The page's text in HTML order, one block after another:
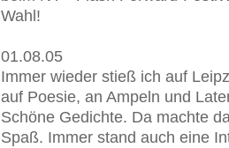
Wahl!
01.08.05
Immer wieder stieß ich auf
auf Poesie, an Ampeln und
Schöne Gedichte. Da machte
Spaß. Immer stand auch eine